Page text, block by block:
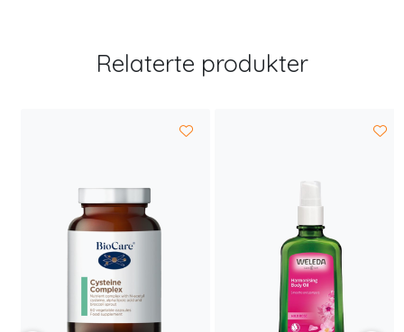
Relaterte produkter